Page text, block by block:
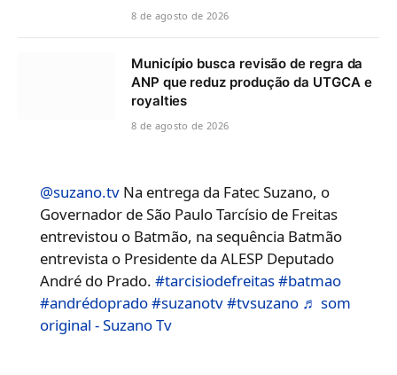
8 de agosto de 2026
Município busca revisão de regra da
ANP que reduz produção da UTGCA e
royalties
8 de agosto de 2026
@suzano.tv Na entrega da Fatec Suzano, o
Governador de São Paulo Tarcísio de Freitas
entrevistou o Batmão, na sequência Batmão
entrevista o Presidente da ALESP Deputado
André do Prado.#tarcisiodefreitas#batmao
#andrédoprado#suzanotv#tvsuzano ♬ som
original - Suzano Tv